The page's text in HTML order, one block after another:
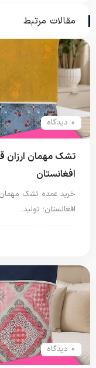
مقالات مرتبط
0 دیدگاه
تشک مهمان ارزان
افغانستان
خرید عمده تشک مهمان
افغانستان؛ تولید…
0 دیدگاه